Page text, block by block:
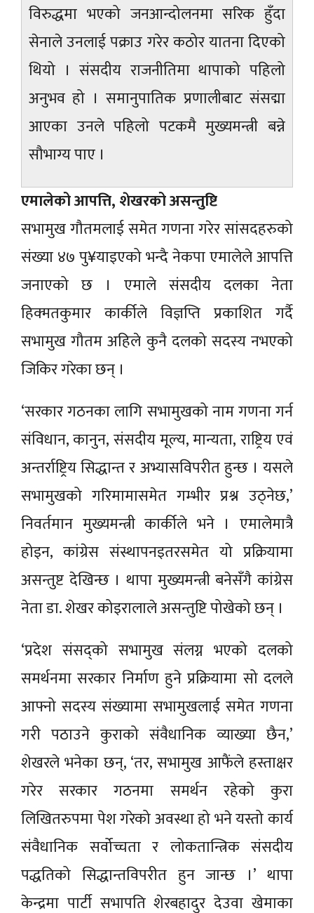
विरुद्धमा भएको जनआन्दोलनमा सरिक हुँदा
सेनाले उनलाई पक्राउ गरेर कठोर यातना दिएको
थियो । संसदीय राजनीतिमा थापाको पहिलो
अनुभव हो । समानुपातिक प्रणालीबाट संसद्मा
आएका उनले पहिलो पटकमै मुख्यमन्त्री बन्ने
सौभाग्य पाए ।
एमालेको आपत्ति, शेखरको असन्तुष्टि
सभामुख गौतमलाई समेत गणना गरेर सांसदहरुको
संख्या ४७ पु¥याइएको भन्दै नेकपा एमालेले आपत्ति
जनाएको छ । एमाले संसदीय दलका नेता
हिक्मतकुमार कार्कीले विज्ञप्ति प्रकाशित गर्दै
सभामुख गौतम अहिले कुनै दलको सदस्य नभएको
जिकिर गरेका छन् ।
‘सरकार गठनका लागि सभामुखको नाम गणना गर्न
संविधान, कानुन, संसदीय मूल्य, मान्यता, राष्ट्रिय एवं
अन्तर्राष्ट्रिय सिद्धान्त र अभ्यासविपरीत हुन्छ । यसले
सभामुखको गरिमामासमेत गम्भीर प्रश्न उठ्नेछ,’
निवर्तमान मुख्यमन्त्री कार्कीले भने । एमालेमात्रै
होइन, कांग्रेस संस्थापनइतरसमेत यो प्रक्रियामा
असन्तुष्ट देखिन्छ । थापा मुख्यमन्त्री बनेसँगै कांग्रेस
नेता डा. शेखर कोइरालाले असन्तुष्टि पोखेको छन् ।
‘प्रदेश संसद्को सभामुख संलग्न भएको दलको
समर्थनमा सरकार निर्माण हुने प्रक्रियामा सो दलले
आफ्नो सदस्य संख्यामा सभामुखलाई समेत गणना
गरी पठाउने कुराको संवैधानिक व्याख्या छैन,’
शेखरले भनेका छन्, ‘तर, सभामुख आफैंले हस्ताक्षर
गरेर सरकार गठनमा समर्थन रहेको कुरा
लिखितरुपमा पेश गरेको अवस्था हो भने यस्तो कार्य
संवैधानिक सर्वोच्चता र लोकतान्त्रिक संसदीय
पद्धतिको सिद्धान्तविपरीत हुन जान्छ ।’ थापा
केन्द्रमा पार्टी सभापति शेरबहादुर देउवा खेमाका